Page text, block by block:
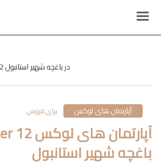
آپارتمان های لوکس Bizim Evler 12 در باغچه شهیر استانبول
آپارتمان های لوکس برای فروش
باغچه شهیر استانبول